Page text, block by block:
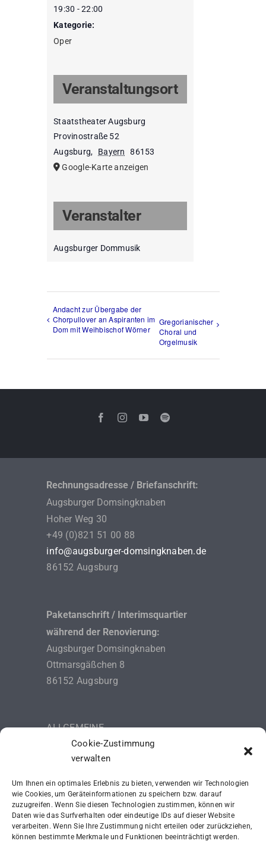
Cookie-Zustimmung
verwalten
Um Ihnen ein optimales Erlebnis zu bieten, verwenden wir Technologien
wie Cookies, um Geräteinformationen zu speichern bzw. darauf
zuzugreifen. Wenn Sie diesen Technologien zustimmen, können wir
Daten wie das Surfverhalten oder eindeutige IDs auf dieser Website
verarbeiten. Wenn Sie Ihre Zustimmung nicht erteilen oder zurückziehen,
können bestimmte Merkmale und Funktionen beeinträchtigt werden.
19:30 - 22:00
Kategorie:
Oper
Veranstaltungsort
Staatstheater Augsburg
Provinostraße 52
Augsburg, Bayern
86153
Google-Karte anzeigen
Veranstalter
Augsburger Dommusik
Andacht zur Übergabe der
Chorpullover an Aspiranten im
Dom mit Weihbischof Wörner
Gregorianischer
Choral und
Orgelmusik
Rechnungsadresse / Briefanschrift:
Augsburger Domsingknaben
Hoher Weg 30
+49 (0)821 51 00 88
info@augsburger-domsingknaben.de
86152 Augsburg
Paketanschrift / Interimsquartier
während der Renovierung:
Augsburger Domsingknaben
Ottmarsgäßchen 8
86152 Augsburg
ALLGEMEINE
GESCHÄFTSBEDINGUNGEN (AGB)
IMPRESSUM
SCHUTZKONZEPT (ISK)